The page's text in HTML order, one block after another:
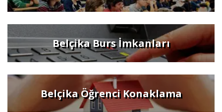
Belçika Burs İmkanları
Belçika Öğrenci Konaklama